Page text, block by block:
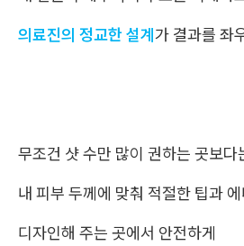
의료진의 정교한 설계가 결과를 좌
무조건 샷 수만 많이 권하는 곳보다
내 피부 두께에 맞춰 적절한 팁과
디자인해 주는 곳에서 안전하게